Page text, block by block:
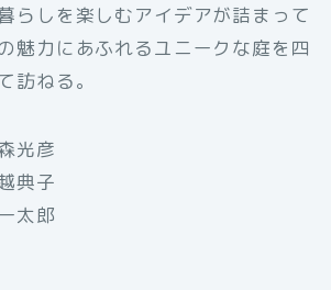
らしを楽しむアイデアが詰まって
魅力にあふれるユニークな庭を四
訪ねる。
光彦
典子
太郎